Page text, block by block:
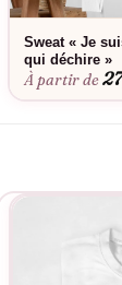
Sweat « Je
qui déchire »
À partir de